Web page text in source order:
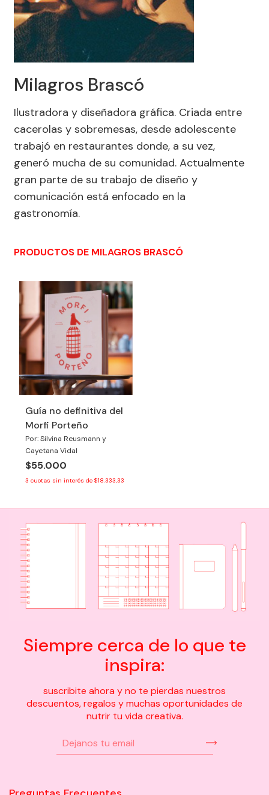
Milagros Brascó
Ilustradora y diseñadora gráfica. Criada entre
cacerolas y sobremesas, desde adolescente
trabajó en restaurantes donde, a su vez,
generó mucha de su comunidad. Actualmente
gran parte de su trabajo de diseño y
comunicación está enfocado en la
gastronomía.
PRODUCTOS DE MILAGROS BRASCÓ
Guía no definitiva del
Morfi Porteño
Por: Silvina Reusmann y
Cayetana Vidal
$55.000
3 cuotas sin interés de $18.333,33
Siempre cerca de lo que te
inspira:
suscribite ahora y no te pierdas nuestros
descuentos, regalos y muchas oportunidades de
nutrir tu vida creativa.